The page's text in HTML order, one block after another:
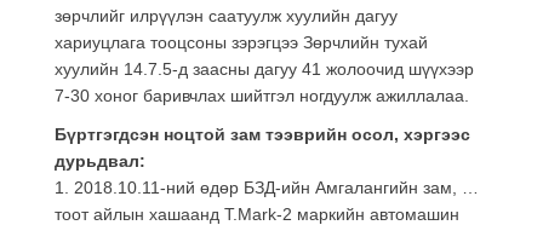
зөрчлийг илрүүлэн саатуулж хуулийн дагуу
хариуцлага тооцсоны зэрэгцээ Зөрчлийн тухай
хуулийн 14.7.5-д заасны дагуу 41 жолоочид шүүхээр
7-30 хоног баривчлах шийтгэл ногдуулж ажиллалаа.
Бүртгэгдсэн ноцтой зам тээврийн осол, хэргээс
дурьдвал:
1. 2018.10.11-ний өдөр БЗД-ийн Амгалангийн зам, …
тоот айлын хашаанд T.Mark-2 маркийн автомашин